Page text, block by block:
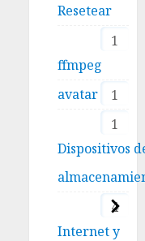
Resetear
1
ffmpeg
1
avatar
1
Dispositivos
4
Internet y